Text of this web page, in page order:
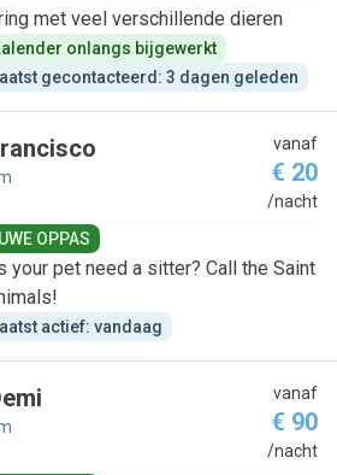
met veel verschillende dieren
onlangs bijgewerkt
gecontacteerd: 3 dagen geleden
vanaf
€ 20
/nacht
OPPAS
your pet need a sitter? Call the Saint
actief: vandaag
vanaf
€ 90
/nacht